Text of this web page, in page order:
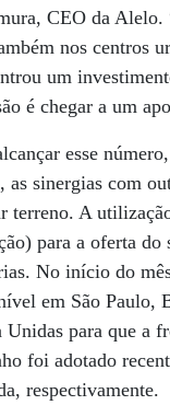
CEO da Alelo.
nos centros
um
é chegar a um
esse
as sinergias com
terreno. A
para a oferta
No início do
em São Paulo,
Unidas para que a
foi adotado
respectivamente.